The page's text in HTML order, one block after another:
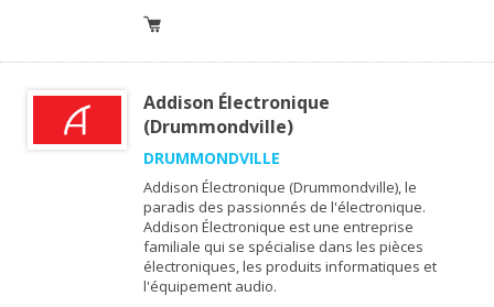
Addison Électronique
(Drummondville)
DRUMMONDVILLE
Addison Électronique (Drummondville), le
paradis des passionnés de l'électronique.
Addison Électronique est une entreprise
familiale qui se spécialise dans les pièces
électroniques, les produits informatiques et
l'équipement audio.